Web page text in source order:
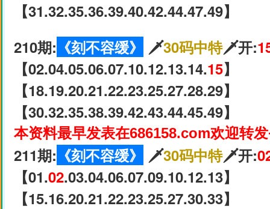
【31.32.35.36.39.40.42.44.47.49】
210期: 《刻不容缓》 🗡30码中特🗡开:
【02.04.05.06.07.10.12.13.14.15】
【18.19.20.21.22.23.25.27.28.29】
【30.32.35.38.39.42.43.44.45.49】
本资料最早发表在686158.com欢迎转
211期: 《刻不容缓》 🗡30码中特🗡开:
【01.02.03.04.06.07.09.10.12.13】
【15.16.20.21.22.23.25.27.30.33】